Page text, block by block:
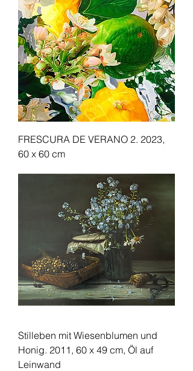
FRESCURA DE VERANO 2. 2023,
60 x 60 cm
Stilleben mit Wiesenblumen und
Honig. 2011, 60 x 49 cm, Öl auf
Leinwand